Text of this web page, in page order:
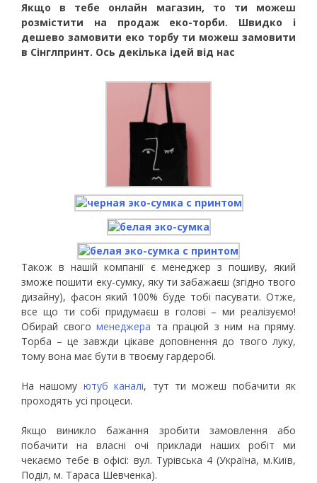
Якщо в тебе онлайн магазин, то ти можеш
розмістити на продаж еко-торби. Швидко і
дешево замовити еко торбу ти можеш замовити
в Сінглпринт. Ось декілька ідей від нас
Також в нашій компанії є менеджер з пошиву, який
зможе пошити еку-сумку, яку ти забажаєш (згідно твого
дизайну), фасон який 100% буде тобі пасувати. Отже,
все що ти собі придумаєш в голові – ми реалізуємо!
Обирай свого менеджера та працюй з ним на пряму.
Торба – це завжди цікаве доповнення до твого луку,
тому вона має бути в твоєму гардеробі.
На нашому ютуб каналі, тут ти можеш побачити як
проходять усі процеси.
Якщо виникло бажання зробити замовлення або
побачити на власні очі приклади наших робіт ми
чекаємо тебе в офісі: вул. Турівська 4 (Україна, м.Київ,
Поділ, м. Тараса Шевченка).